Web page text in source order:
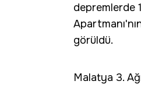
depremlerde
görüldü.
Malatya 3.